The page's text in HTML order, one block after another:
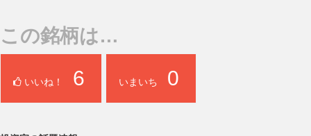
この銘柄は…
いいね！ 6 いまいち 0